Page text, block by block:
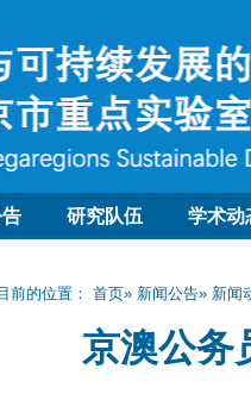
研究队伍 学术动
前的位置： 首页» 新闻公告» 新闻
京澳公务